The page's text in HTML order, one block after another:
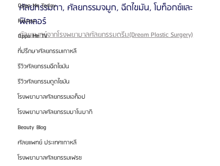
Oppa Me Today
Review
Oppa Me TV
ที่ปรึกษาศัลยกรรมเกาหลี
รีวิวศัลยกรรมฉีดไขมัน
รีวิวศัลยกรรมดูดไขมัน
โรงพยาบาลศัลยกรรมเอท็อป
โรงพยาบาลศัลยกรรมบาโนบากิ
Beauty Blog
ศัลยแพทย์ ประเทศเกาหลี
โรงพยาบาลศัลยกรรมเฟรช
ศัลยกรรมตา, ศัลยกรรมจมูก, ฉีดไขมัน, โบท็อกซ์และ
ฟิลเลอร์
ศัลยแพทย์จากโรงพยาบาลศัลยกรรมดรีม(Dream Plastic Surgery)